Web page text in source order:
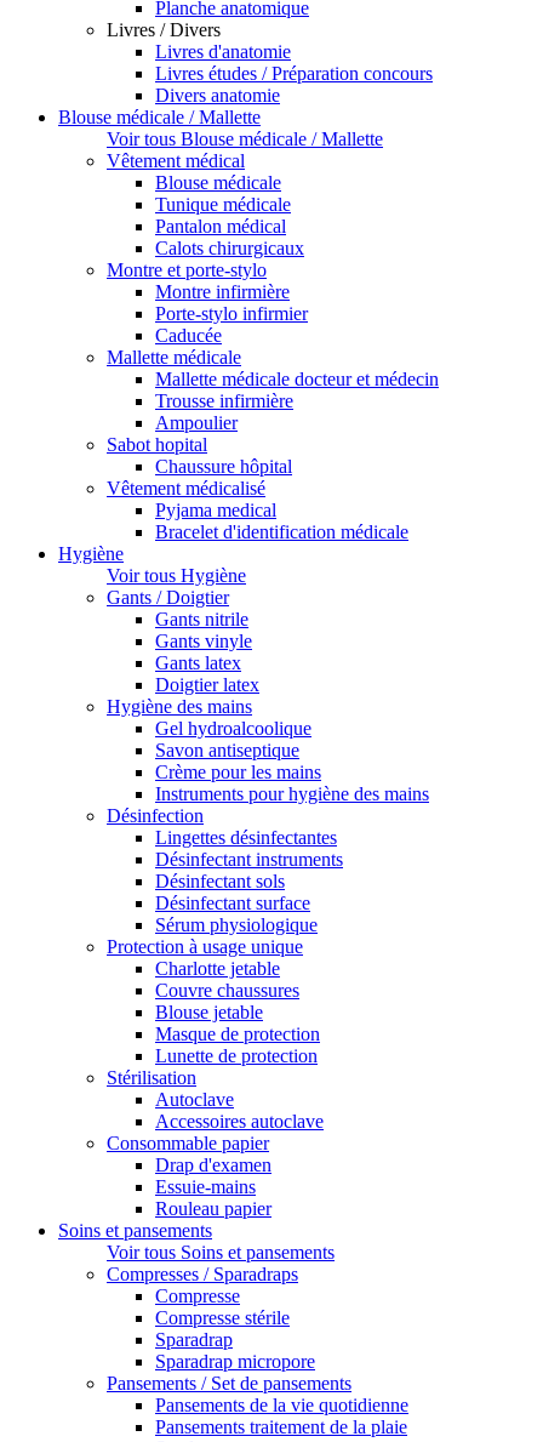
Planche anatomique
Livres / Divers
Livres d'anatomie
Livres études / Préparation concours
Divers anatomie
Blouse médicale / Mallette
Voir tous Blouse médicale / Mallette
Vêtement médical
Blouse médicale
Tunique médicale
Pantalon médical
Calots chirurgicaux
Montre et porte-stylo
Montre infirmière
Porte-stylo infirmier
Caducée
Mallette médicale
Mallette médicale docteur et médecin
Trousse infirmière
Ampoulier
Sabot hopital
Chaussure hôpital
Vêtement médicalisé
Pyjama medical
Bracelet d'identification médicale
Hygiène
Voir tous Hygiène
Gants / Doigtier
Gants nitrile
Gants vinyle
Gants latex
Doigtier latex
Hygiène des mains
Gel hydroalcoolique
Savon antiseptique
Crème pour les mains
Instruments pour hygiène des mains
Désinfection
Lingettes désinfectantes
Désinfectant instruments
Désinfectant sols
Désinfectant surface
Sérum physiologique
Protection à usage unique
Charlotte jetable
Couvre chaussures
Blouse jetable
Masque de protection
Lunette de protection
Stérilisation
Autoclave
Accessoires autoclave
Consommable papier
Drap d'examen
Essuie-mains
Rouleau papier
Soins et pansements
Voir tous Soins et pansements
Compresses / Sparadraps
Compresse
Compresse stérile
Sparadrap
Sparadrap micropore
Pansements / Set de pansements
Pansements de la vie quotidienne
Pansements traitement de la plaie